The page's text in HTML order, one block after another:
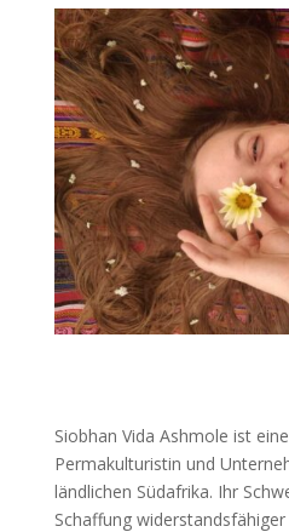
Siobhan Vida Ashmole ist
Permakulturistin und
ländlichen Südafrika. Ihr
Schaffung